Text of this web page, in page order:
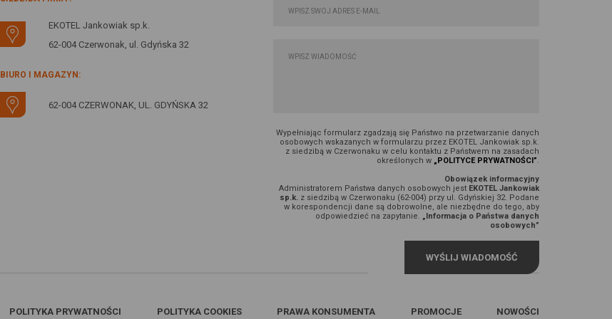
EKOTEL Jankowiak sp.k.
62-004 Czerwonak, ul. Gdyńska 32
BIURO I MAGAZYN:
62-004 CZERWONAK, UL. GDYŃSKA 32
Wypełniając formularz zgadzają się Państwo na przetwarzanie danych
osobowych wskazanych w formularzu przez EKOTEL Jankowiak sp.k.
z siedzibą w Czerwonaku w celu kontaktu z Państwem na zasadach
określonych w „POLITYCE PRYWATNOŚCI”.
Obowiązek informacyjny
Administratorem Państwa danych osobowych jest EKOTEL Jankowiak
sp.k. z siedzibą w Czerwonaku (62-004) przy ul. Gdyńskiej 32. Podane
w korespondencji dane są dobrowolne, ale niezbędne do tego, aby
odpowiedzieć na zapytanie. „Informacja o Państwa danych
osobowych”
POLITYKA PRYWATNOŚCI POLITYKA COOKIES PRAWA KONSUMENTA PROMOCJE NOWOŚCI